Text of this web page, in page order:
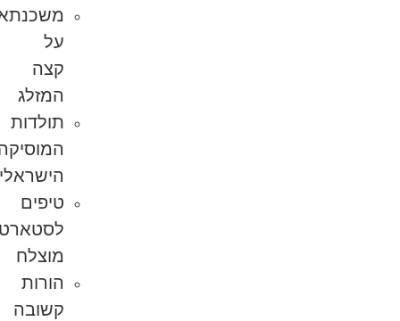
משכנתא
המזלג
תולדות
המוסיקה
הישראלית
טיפים
לסטארט-אפ
מוצלח
הורות
קשובה